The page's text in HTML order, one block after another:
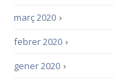
›
març 2020
›
febrer 2020
›
gener 2020